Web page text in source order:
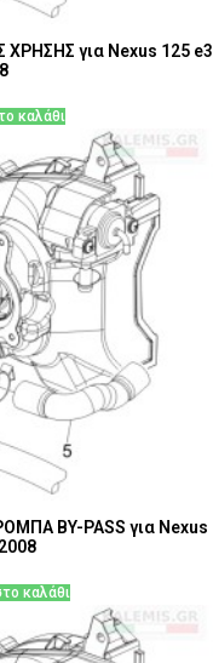
για Nexus 125 e3
καλάθι
ΒY-PASS για Nexus
καλάθι